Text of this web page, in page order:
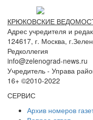
КРЮКОВСКИЕ
Адрес учредителя и
124617, г. Москва,
Редколлегия
info@zelenograd-news.ru
Учредитель - Управа
16+ ©2010-2022
СЕРВИС
Архив номеров